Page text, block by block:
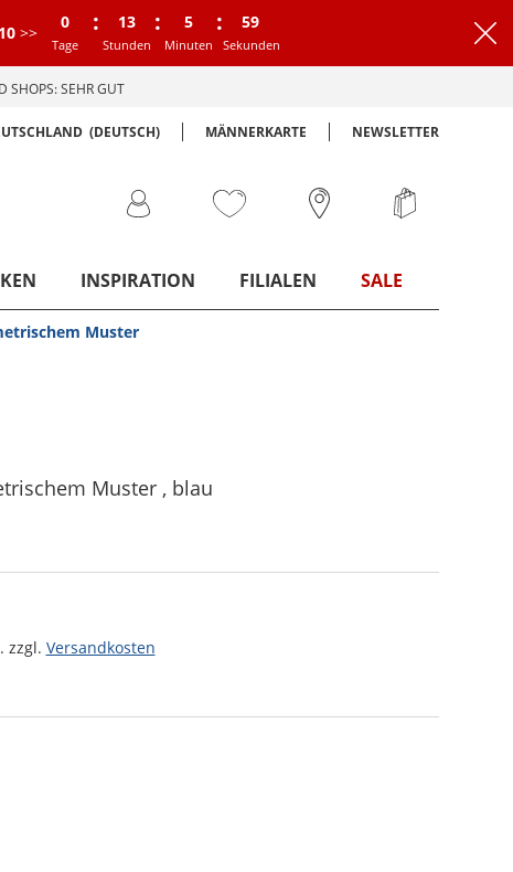
>>
0
Tage
: 13
Stunden
: 5
Minuten
: 58
Sekunden
SHOPS: SEHR GUT
(DEUTSCH) MÄNNERKARTE NEWSLETTER
INSPIRATION FILIALEN SALE
Muster
Muster , blau
zzgl. Versandkosten